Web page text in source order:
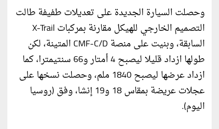
وحصلت السيارة الجديدة على تعديلات طفيفة طالت
التصميم الخارجي للهيكل مقارنة بمركبات X-Trail
السابقة، وبنيت على منصة CMF-C/D المتينة، لكن
طولها ازداد قليلا ليصبح 4 أمتار و66 سنتيمترا، كما
ازداد عرضها ليصبح 1840 ملم، وحصلت نسخها على
عجلات عريضة بمقاس 18 و19 إنشا، وفق (روسيا
اليوم).